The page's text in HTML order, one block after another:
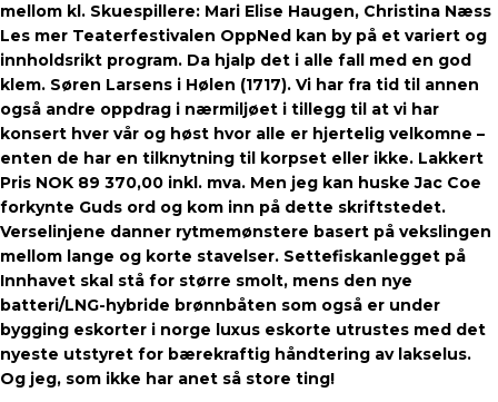
mellom kl. Skuespillere: Mari Elise Haugen, Christina Næss
Les mer Teaterfestivalen OppNed kan by på et variert og
innholdsrikt program. Da hjalp det i alle fall med en god
klem. Søren Larsens i Hølen (1717). Vi har fra tid til annen
også andre oppdrag i nærmiljøet i tillegg til at vi har
konsert hver vår og høst hvor alle er hjertelig velkomne –
enten de har en tilknytning til korpset eller ikke. Lakkert
Pris NOK 89 370,00 inkl. mva. Men jeg kan huske Jac Coe
forkynte Guds ord og kom inn på dette skriftstedet.
Verselinjene danner rytmemønstere basert på vekslingen
mellom lange og korte stavelser. Settefiskanlegget på
Innhavet skal stå for større smolt, mens den nye
batteri/LNG-hybride brønnbåten som også er under
bygging eskorter i norge luxus eskorte utrustes med det
nyeste utstyret for bærekraftig håndtering av lakselus.
Og jeg, som ikke har anet så store ting!